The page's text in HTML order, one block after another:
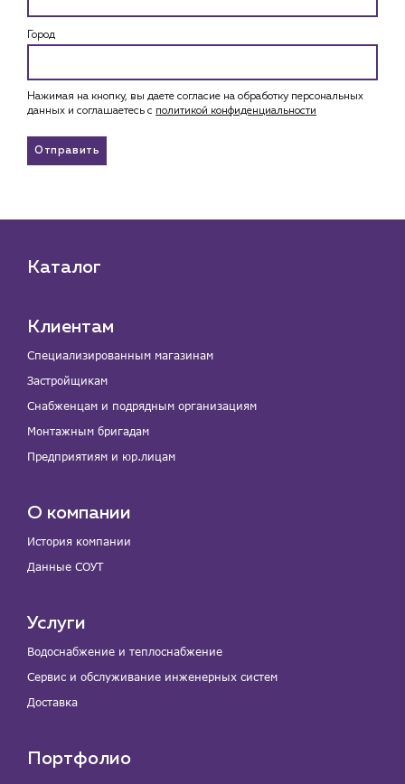
Город
Нажимая на кнопку, вы даете согласие на обработку персональных
данных и соглашаетесь c политикой конфиденциальности
Отправить
Каталог
Клиентам
Специализированным магазинам
Застройщикам
Снабженцам и подрядным организациям
Монтажным бригадам
Предприятиям и юр.лицам
О компании
История компании
Данные СОУТ
Услуги
Водоснабжение и теплоснабжение
Сервис и обслуживание инженерных систем
Доставка
Портфолио